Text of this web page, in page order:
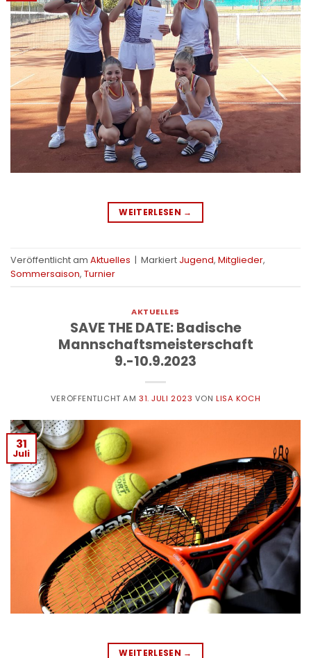
WEITERLESEN →
Veröffentlicht am Aktuelles | Markiert Jugend, Mitglieder,
Sommersaison, Turnier
AKTUELLES
SAVE THE DATE: Badische
Mannschaftsmeisterschaft
9.-10.9.2023
VERÖFFENTLICHT AM 31. JULI 2023 VONLISA KOCH
31
Juli
WEITERLESEN →